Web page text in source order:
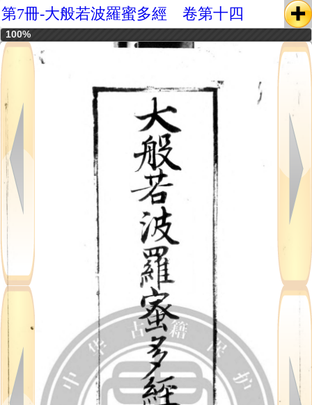
第7冊-大般若波羅蜜多經 卷第十四
100%